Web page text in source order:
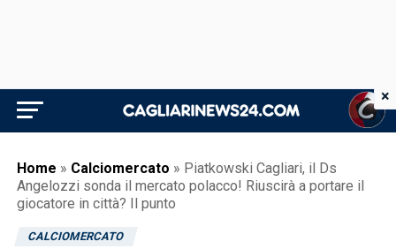
Home » Calciomercato » Piatkowski Cagliari, il Ds
Angelozzi sonda il mercato polacco! Riuscirà a portare il
giocatore in città? Il punto
CALCIOMERCATO
×